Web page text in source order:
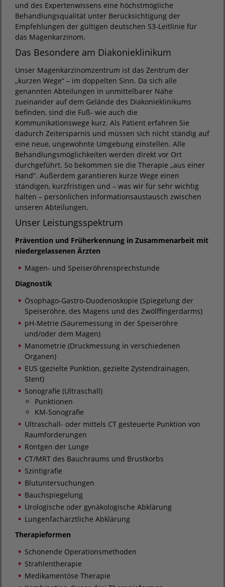
und des Expertenwissens eine höchstmögliche
Behandlungsqualität unter Berücksichtigung der
Empfehlungen der gültigen deutschen S3-Leitlinie für
das Magenkarzinom.
Das Besondere am Diakonieklinikum
Unser Magenkarzinomzentrum ist das Zentrum der
„kurzen Wege“ – im doppelten Sinn. Da sich alle
genannten Abteilungen in unmittelbarer Nähe
zueinander auf dem Gelände des Diakonieklinikums
befinden, sind die Fuß- wie auch die
Kommunikationswege kurz. Als Patient erfahren Sie
dadurch Zeitersparnis und müssen sich nicht ständig auf
eine neue, ungewohnte Umgebung einstellen. Alle
Behandlungsmöglichkeiten werden direkt vor Ort
durchgeführt. So bekommen sie die Therapie „aus einer
Hand“. Außerdem garantieren kurze Wege einen
ständigen, kurzfristigen und – was wir für sehr wichtig
halten – persönlichen Informationsaustausch zwischen
unseren Abteilungen.
Unser Leistungsspektrum
Prävention und Früherkennung in Zusammenarbeit mit
niedergelassenen Ärzten
Magen- und Speiseröhrensprechstunde
Diagnostik
Ösophago-Gastro-Duodenoskopie (Spiegelung der
Speiseröhre, des Magens und des Zwölffingerdarms)
pH-Metrie (Säuremessung in der Speiseröhre
und/oder dem Magen)
Manometrie (Druckmessung in verschiedenen
Organen)
EUS (gezielte Punktion, gezielte Zystendrainagen,
Stent)
Sonografie (Ultraschall)
Punktionen
KM-Sonografie
Ultraschall- oder mittels CT gesteuerte Punktion von
Raumforderungen
Röntgen der Lunge
CT/MRT des Bauchraums und Brustkorbs
Szintigrafie
Blutuntersuchungen
Bauchspiegelung
Urologische oder gynäkologische Abklärung
Lungenfachärztliche Abklärung
Therapieformen
Schonende Operationsmethoden
Strahlentherapie
Medikamentöse Therapie